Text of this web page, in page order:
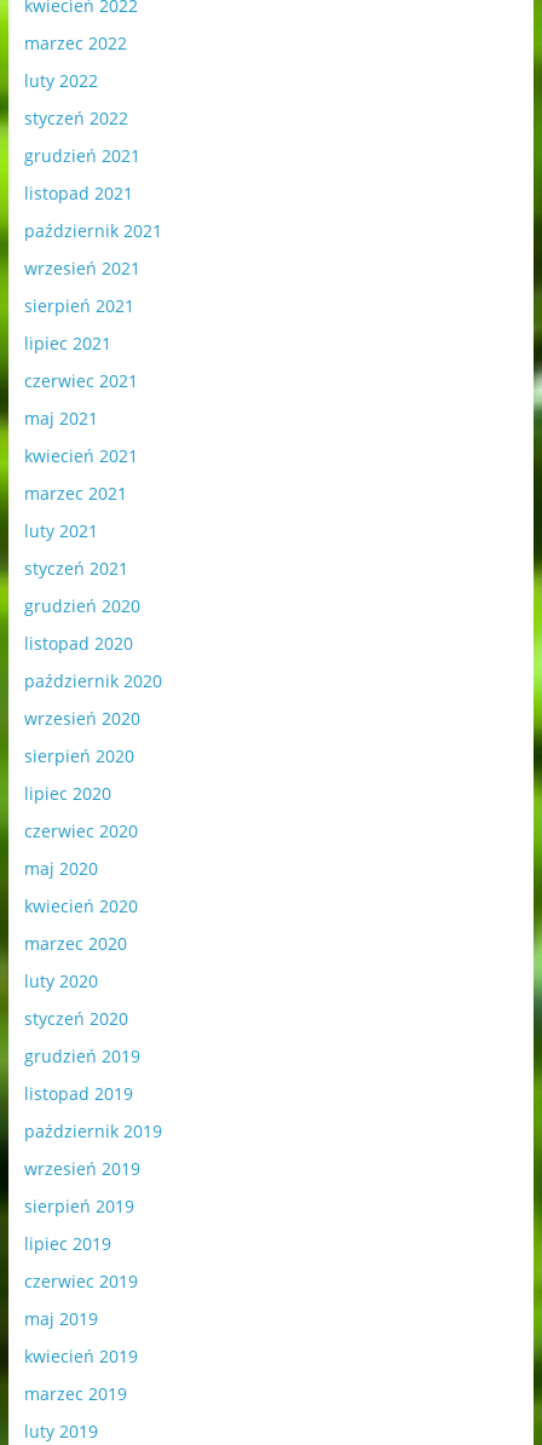
kwiecień 2022
marzec 2022
luty 2022
styczeń 2022
grudzień 2021
listopad 2021
październik 2021
wrzesień 2021
sierpień 2021
lipiec 2021
czerwiec 2021
maj 2021
kwiecień 2021
marzec 2021
luty 2021
styczeń 2021
grudzień 2020
listopad 2020
październik 2020
wrzesień 2020
sierpień 2020
lipiec 2020
czerwiec 2020
maj 2020
kwiecień 2020
marzec 2020
luty 2020
styczeń 2020
grudzień 2019
listopad 2019
październik 2019
wrzesień 2019
sierpień 2019
lipiec 2019
czerwiec 2019
maj 2019
kwiecień 2019
marzec 2019
luty 2019